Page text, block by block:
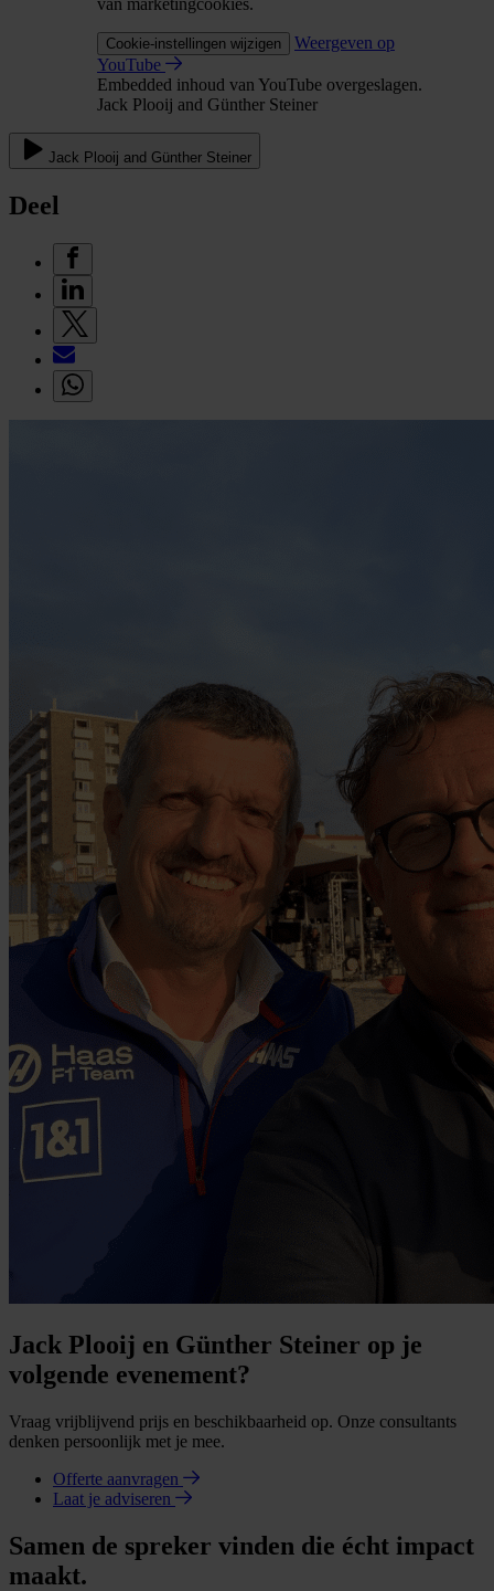
van marketingcookies.
Cookie-instellingen wijzigen
Weergeven op
YouTube
Embedded inhoud van YouTube overgeslagen.
Jack Plooij and Günther Steiner
Jack Plooij and Günther Steiner
Deel
Jack Plooij en Günther Steiner op je
volgende evenement?
Vraag vrijblijvend prijs en beschikbaarheid op. Onze consultants
denken persoonlijk met je mee.
Offerte aanvragen
Laat je adviseren
Samen de spreker vinden die écht impact
maakt.